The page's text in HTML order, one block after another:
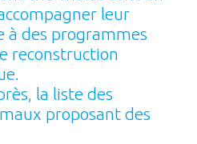
leur
à des programmes
reconstruction
la liste des
proposant des